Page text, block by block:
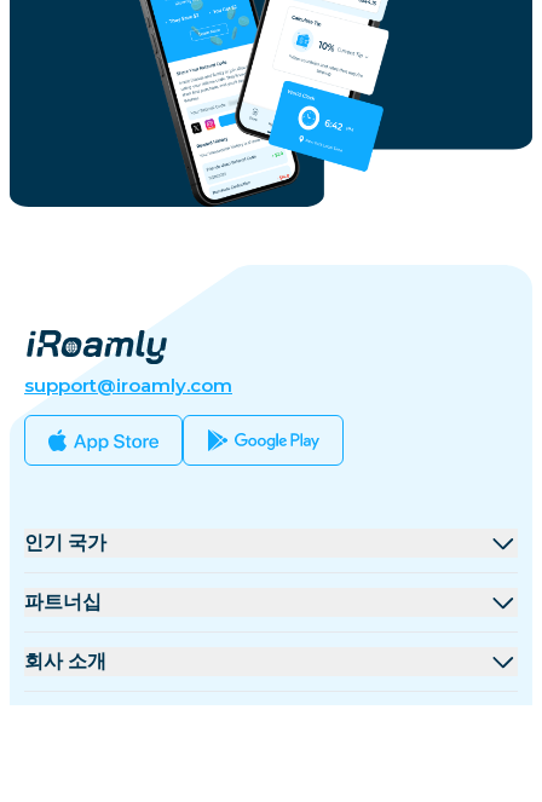
support@iroamly.com
인기 국가
미국
파트너십
도매 플랫폼
회사 소개
iRoamly 소개